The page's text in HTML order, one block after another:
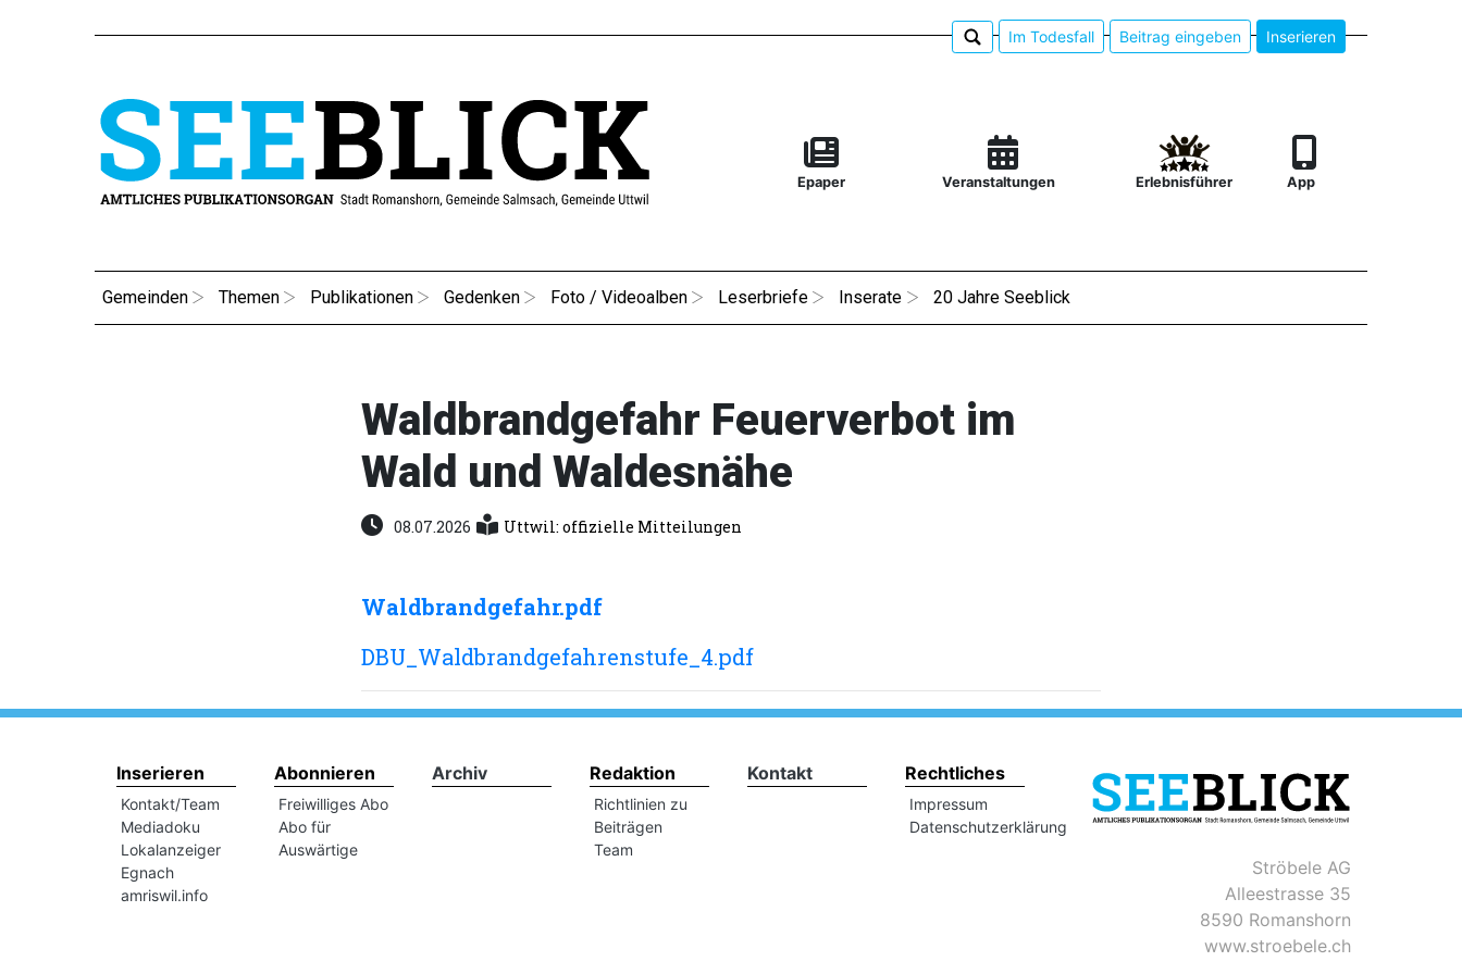
Im Todesfall Beitrag eingeben Inserieren
Epaper Veranstaltungen Erlebnisführer App
Gemeinden Themen Publikationen Gedenken Foto / Videoalben Leserbriefe Inserate 20 Jahre Seeblick
Waldbrandgefahr Feuerverbot im
Wald und Waldesnähe
08.07.2026 Uttwil: offizielle Mitteilungen
Waldbrandgefahr.pdf
DBU_Waldbrandgefahrenstufe_4.pdf
Inserieren
Kontakt/Team
Mediadoku
Lokalanzeiger
Egnach
amriswil.info
Abonnieren
Freiwilliges Abo
Abo für
Auswärtige
Archiv Redaktion
Richtlinien zu
Beiträgen
Team
Kontakt Rechtliches
Impressum
Datenschutzerklärung
Ströbele AG
Alleestrasse 35
8590 Romanshorn
www.stroebele.ch